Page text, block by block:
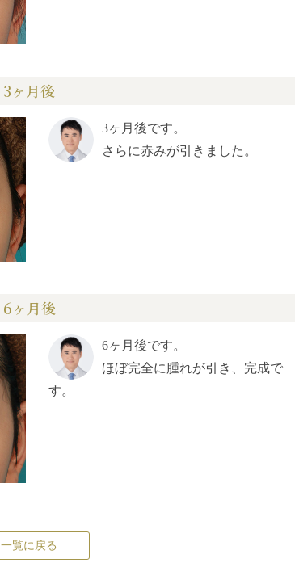
3ヶ月後
3ヶ月後です。
さらに赤みが引きました。
6ヶ月後
6ヶ月後です。
ほぼ完全に腫れが引き、完成で
す。
一覧に戻る